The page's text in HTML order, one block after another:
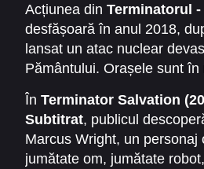
TERMENI ȘI CONDIȚII
CONTACT
acest film reprezintă
Terminator, concentrându-
oameni și roboți și oferind o
complet nouă asupra
Acțiunea din Terminatorul -
desfășoară în anul 2018,
lansat un atac nuclear
Pământului. Orașele sunt în
a rezista dominației roboților.
interpretat de Christian Bale,
rezistenței și simbolul
În Terminator Salvation
Subtitrat, publicul
Marcus Wright, un personaj
jumătate om, jumătate